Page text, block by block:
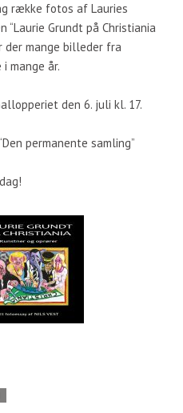
række fotos af Lauries
“Laurie Grundt på Christiania
der mange billeder fra
mange år.
den 6. juli kl. 17.
permanente samling”